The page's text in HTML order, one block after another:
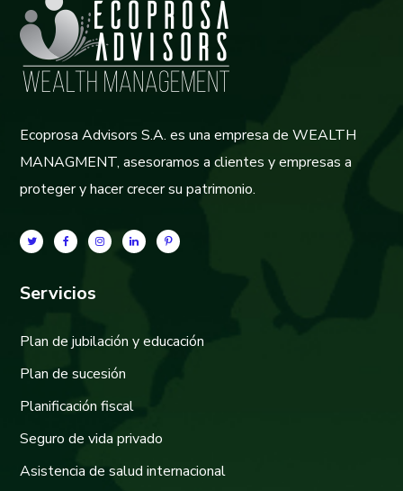
Ecoprosa Advisors S.A. es una empresa de WEALTH
MANAGMENT, asesoramos a clientes y empresas a
proteger y hacer crecer su patrimonio.
Servicios
Plan de jubilación y educación
Plan de sucesión
Planificación fiscal
Seguro de vida privado
Asistencia de salud internacional